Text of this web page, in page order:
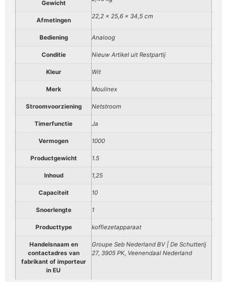
Gewicht
Afmetingen
22,2 × 25,6 × 34,5 cm
Bediening Analoog
Conditie Nieuw Artikel uit Restpartij
Kleur Wit
Merk Moulinex
Stroomvoorziening Netstroom
Timerfunctie Ja
Vermogen 1000
Productgewicht 1.5
Inhoud 1,25
Capaciteit 10
Snoerlengte 1
Producttype koffiezetapparaat
Handelsnaam en
contactadres van
fabrikant of importeur
in EU
Groupe Seb Nederland BV | De Schutterij
27, 3905 PK, Veenendaal Nederland